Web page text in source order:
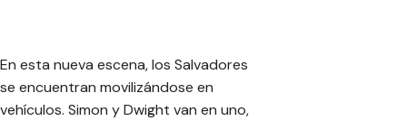
En esta nueva escena, los Salvadores
se encuentran movilizándose en
vehículos. Simon y Dwight van en uno,